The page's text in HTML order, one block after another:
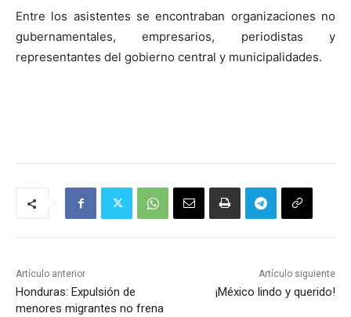
Entre los asistentes se encontraban organizaciones no
gubernamentales, empresarios, periodistas y
representantes del gobierno central y municipalidades.
Artículo anterior
Honduras: Expulsión de
menores migrantes no frena
Artículo siguiente
¡México lindo y querido!